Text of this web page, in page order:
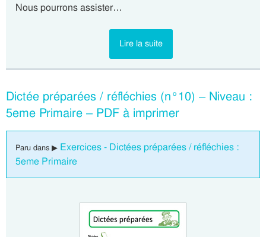
Nous pourrons assister…
Lire la suite
Dictée préparées / réfléchies (n°10) – Niveau :
5eme Primaire – PDF à imprimer
Paru dans ▶ Exercices - Dictées préparées / réfléchies :
5eme Primaire